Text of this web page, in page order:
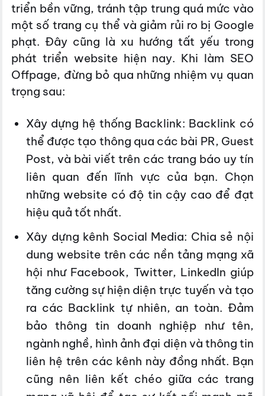
triển bền vững, tránh tập trung quá mức vào
một số trang cụ thể và giảm rủi ro bị Google
phạt. Đây cũng là xu hướng tất yếu trong
phát triển website hiện nay. Khi làm SEO
Offpage, đừng bỏ qua những nhiệm vụ quan
trọng sau:
Xây dựng hệ thống Backlink: Backlink có
thể được tạo thông qua các bài PR, Guest
Post, và bài viết trên các trang báo uy tín
liên quan đến lĩnh vực của bạn. Chọn
những website có độ tin cậy cao để đạt
hiệu quả tốt nhất.
Xây dựng kênh Social Media: Chia sẻ nội
dung website trên các nền tảng mạng xã
hội như Facebook, Twitter, LinkedIn giúp
tăng cường sự hiện diện trực tuyến và tạo
ra các Backlink tự nhiên, an toàn. Đảm
bảo thông tin doanh nghiệp như tên,
ngành nghề, hình ảnh đại diện và thông tin
liên hệ trên các kênh này đồng nhất. Bạn
cũng nên liên kết chéo giữa các trang